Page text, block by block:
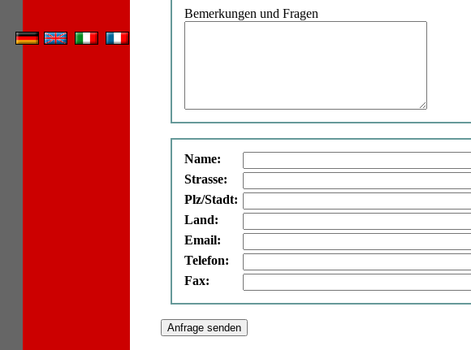
Bemerkungen und Fragen
Name:
Strasse:
Plz/Stadt:
Land:
Email:
Telefon:
Fax: